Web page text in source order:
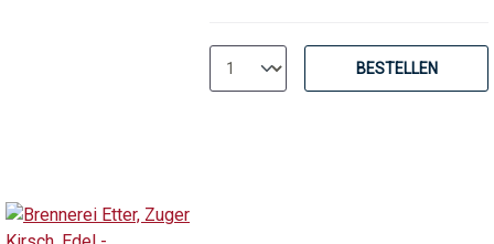
BESTELLEN